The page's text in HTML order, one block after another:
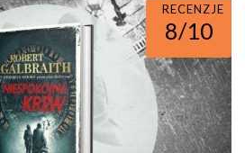
RECENZJE
8/10